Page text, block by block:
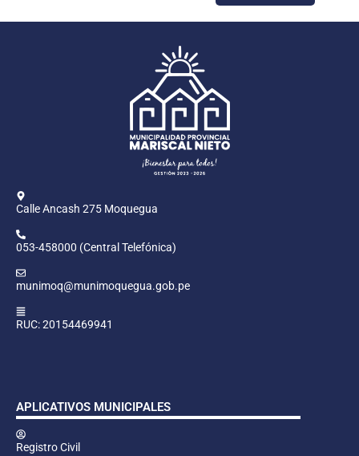
Calle Ancash 275 Moquegua
053-458000 (Central Telefónica)
munimoq@munimoquegua.gob.pe
RUC: 20154469941
APLICATIVOS MUNICIPALES
Registro Civil